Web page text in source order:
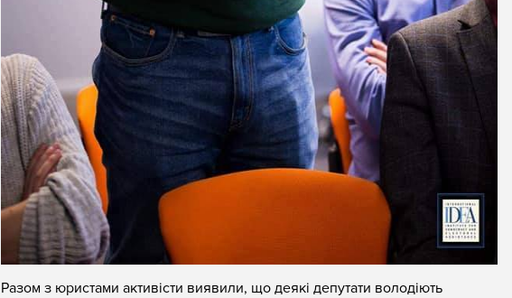
Разом з юристами активісти виявили, що деякі депутати володіють